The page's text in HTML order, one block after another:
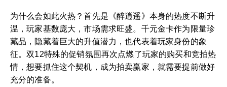
为什么会如此火热？首先是《醉逍遥》本身的热度不断升
温，玩家基数庞大，市场需求旺盛。千元金卡作为限量珍
藏品，隐藏着巨大的升值潜力，也代表着玩家身份的象
征。双12特殊的促销氛围再次点燃了玩家的购买和竞拍热
情，想要抓住这个契机，成为拍卖赢家，就需要提前做好
充分的准备。